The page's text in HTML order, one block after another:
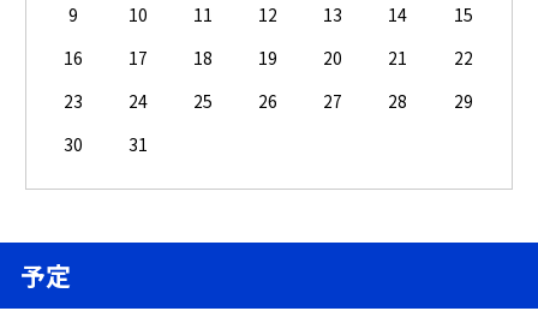
9
10 11 12 13 14
15
16
17 18 19 20 21
22
23
24 25 26 27 28
29
30
31
予定